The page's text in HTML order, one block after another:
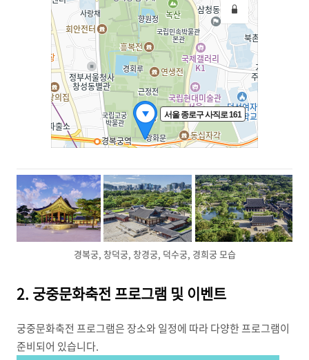
경복궁, 창덕궁, 창경궁, 덕수궁, 경희궁 모습
2. 궁중문화축전 프로그램 및 이벤트
궁중문화축전 프로그램은 장소와 일정에 따라 다양한 프로그램이
준비되어 있습니다.